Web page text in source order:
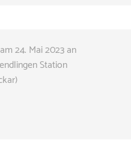
24. Mai 2023 an
Station